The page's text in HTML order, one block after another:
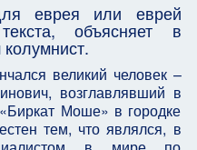
еврея или еврей
объясняет в
великий человек –
возглавлявший в
Моше» в городке
тем, что являлся, в